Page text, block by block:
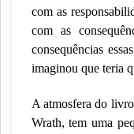
com as
com as
consequências
imaginou que teria
A atmosfera do
Wrath, tem uma